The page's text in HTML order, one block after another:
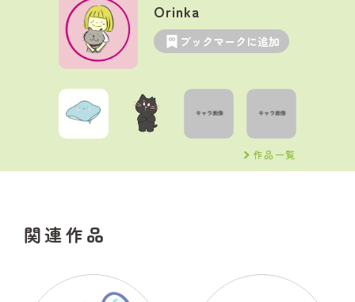
Orinka
ブックマークに追加
作品一覧
関連作品